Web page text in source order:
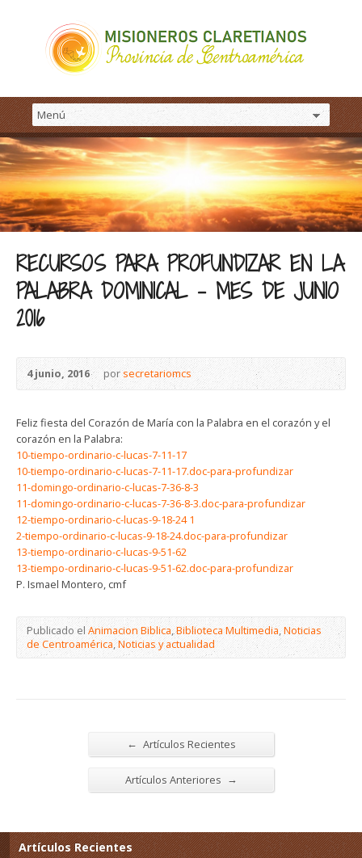
RECURSOS PARA PROFUNDIZAR EN LA
PALABRA DOMINICAL – MES DE JUNIO
2016
4 junio, 2016 porsecretariomcs
Feliz fiesta del Corazón de María con la Palabra en el corazón y el
corazón en la Palabra:
10-tiempo-ordinario-c-lucas-7-11-17
10-tiempo-ordinario-c-lucas-7-11-17.doc-para-profundizar
11-domingo-ordinario-c-lucas-7-36-8-3
11-domingo-ordinario-c-lucas-7-36-8-3.doc-para-profundizar
12-tiempo-ordinario-c-lucas-9-18-24 1
2-tiempo-ordinario-c-lucas-9-18-24.doc-para-profundizar
13-tiempo-ordinario-c-lucas-9-51-62
13-tiempo-ordinario-c-lucas-9-51-62.doc-para-profundizar
P. Ismael Montero, cmf
Publicado el Animacion Biblica,Biblioteca Multimedia,Noticias
de Centroamérica,Noticias y actualidad
← Artículos Recientes
Artículos Anteriores →
Artículos Recientes